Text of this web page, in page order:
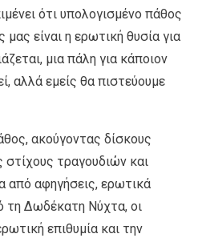
ότι υπολογισμένο πάθος
μας είναι η ερωτική θυσία για
μια πάλη για κάποιον
αλλά εμείς θα πιστεύουμε
ακούγοντας δίσκους
στίχους τραγουδιών και
από αφηγήσεις, ερωτικά
τη Δωδέκατη Νύχτα, οι
επιθυμία και την